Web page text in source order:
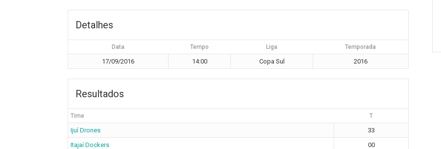
Detalhes
Data Tempo Liga Temporada
17/09/2016 14:00 Copa Sul 2016
Resultados
Time T
Ijuí Drones
33
Itajaí Dockers
00